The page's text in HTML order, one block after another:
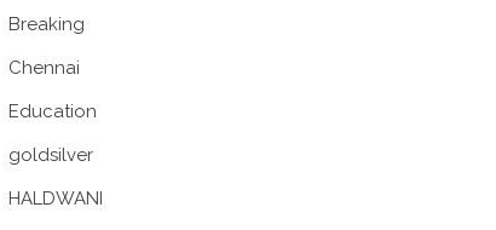
Breaking
Chennai
Education
goldsilver
HALDWANI